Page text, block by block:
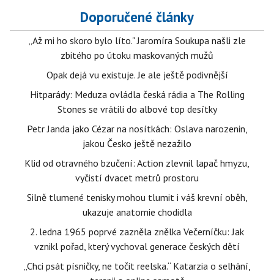
Doporučené články
„Až mi ho skoro bylo líto." Jaromíra Soukupa našli zle
zbitého po útoku maskovaných mužů
Opak dejá vu existuje. Je ale ještě podivnější
Hitparády: Meduza ovládla česká rádia a The Rolling
Stones se vrátili do albové top desítky
Petr Janda jako Cézar na nosítkách: Oslava narozenin,
jakou Česko ještě nezažilo
Klid od otravného bzučení: Action zlevnil lapač hmyzu,
vyčistí dvacet metrů prostoru
Silně tlumené tenisky mohou tlumit i váš krevní oběh,
ukazuje anatomie chodidla
2. ledna 1965 poprvé zazněla znělka Večerníčku: Jak
vznikl pořad, který vychoval generace českých dětí
„Chci psát písničky, ne točit reelska.“ Katarzia o selhání,